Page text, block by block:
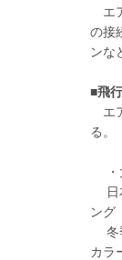
エ
の接
ンな
■飛
エ
る。
・
日
ング
冬
カラ